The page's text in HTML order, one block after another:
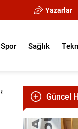
Yazarlar
Spor Sağlık
Güncel